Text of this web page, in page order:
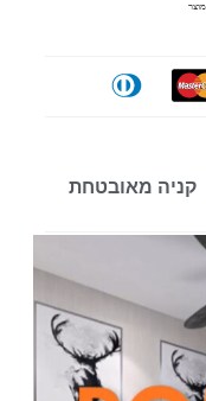
קניה מאובטחת